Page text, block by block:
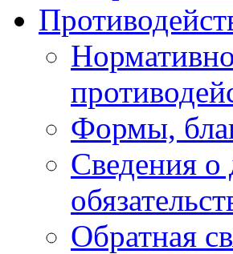
Формы,
Сведения о
Обратная